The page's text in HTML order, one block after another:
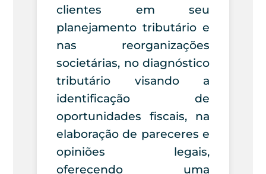
clientes em seu
planejamento tributário e
nas reorganizações
societárias, no diagnóstico
tributário visando a
identificação de
oportunidades fiscais, na
elaboração de pareceres e
opiniões legais,
oferecendo uma